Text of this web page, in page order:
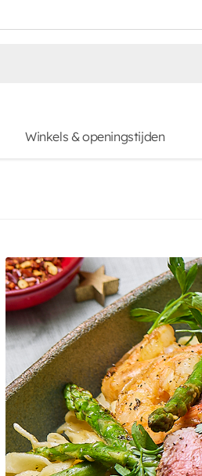
Winkels & openingstijden